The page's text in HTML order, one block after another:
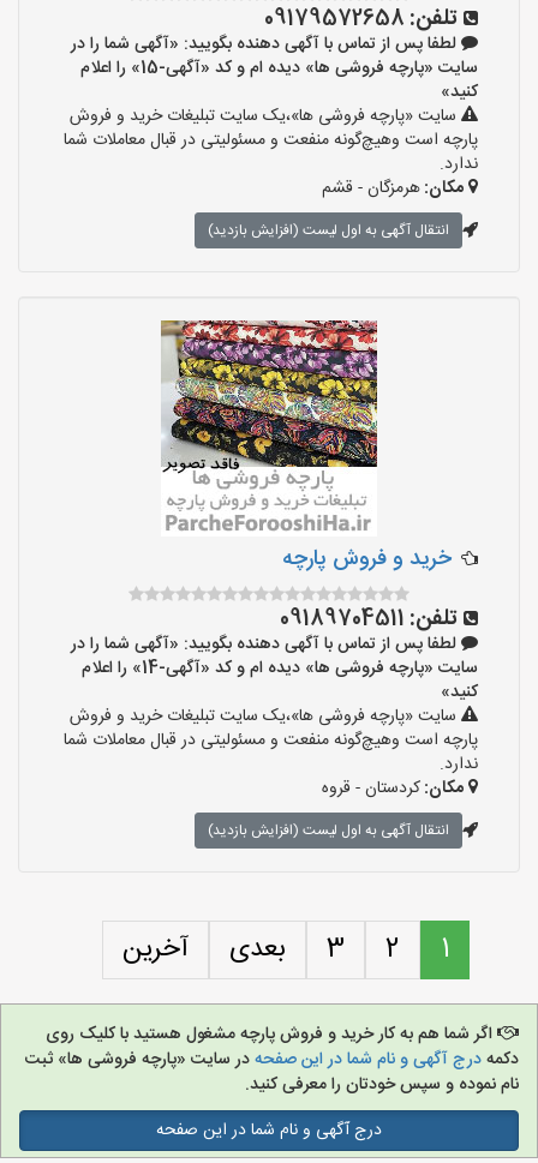
تلفن: 09179572658
لطفا پس از تماس با آگهی دهنده بگویید: «آگهی شما را در
سایت «پارچه فروشی ها» دیده ام و کد «آگهی-15» را اعلام
کنید»
سایت «پارچه فروشی ها»،یک سایت تبلیغات خرید و فروش
پارچه است وهیچ‌گونه منفعت و مسئولیتی در قبال معاملات شما
ندارد.
مکان:هرمزگان - قشم
انتقال آگهی به اول لیست (افزایش بازدید)
خرید و فروش پارچه
تلفن: 09189704511
لطفا پس از تماس با آگهی دهنده بگویید: «آگهی شما را در
سایت «پارچه فروشی ها» دیده ام و کد «آگهی-14» را اعلام
کنید»
سایت «پارچه فروشی ها»،یک سایت تبلیغات خرید و فروش
پارچه است وهیچ‌گونه منفعت و مسئولیتی در قبال معاملات شما
ندارد.
مکان:کردستان - قروه
انتقال آگهی به اول لیست (افزایش بازدید)
1
2
3 بعدی آخرین
اگر شما هم به کار خرید و فروش پارچه مشغول هستید با کلیک روی
دکمهدرج آگهی و نام شما در این صفحهدر سایت «پارچه فروشی ها» ثبت
نام نموده و سپس خودتان را معرفی کنید.
درج آگهی و نام شما در این صفحه